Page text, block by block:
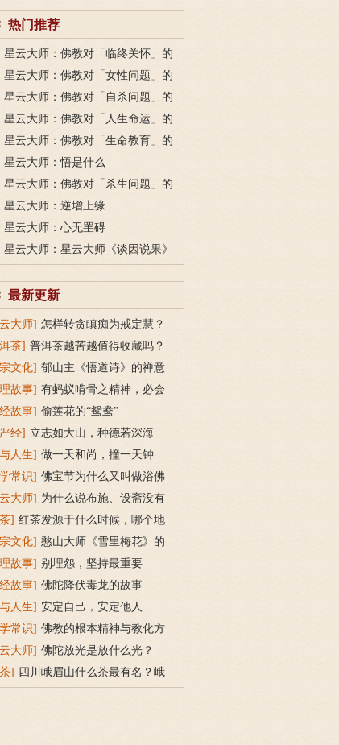
热门推荐
星云大师：佛教对「临终关怀」的
看法
星云大师：佛教对「女性问题」的
看法
星云大师：佛教对「自杀问题」的
看法
星云大师：佛教对「人生命运」的
看法
星云大师：佛教对「生命教育」的
看法
星云大师：悟是什么
星云大师：佛教对「杀生问题」的
看法
星云大师：逆增上缘
星云大师：心无罣碍
星云大师：星云大师《谈因说果》
最新更新
大师] 怎样转贪瞋痴为戒定慧？
茶] 普洱茶越苦越值得收藏吗？
文化] 郁山主《悟道诗》的禅意
故事] 有蚂蚁啃骨之精神，必会
故事] 偷莲花的“鸳鸯”
经] 立志如大山，种德若深海
人生] 做一天和尚，撞一天钟
常识] 佛宝节为什么又叫做浴佛
大师] 为什么说布施、设斋没有
？] 红茶发源于什么时候，哪个地
文化] 憨山大师《雪里梅花》的
故事] 别埋怨，坚持最重要
故事] 佛陀降伏毒龙的故事
人生] 安定自己，安定他人
常识] 佛教的根本精神与教化方
大师] 佛陀放光是放什么光？
]
四川峨眉山什么茶最有名？峨